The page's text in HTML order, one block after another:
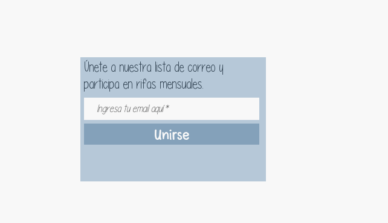
Únete a nuestra lista de correo y
participa en rifas mensuales.
Unirse